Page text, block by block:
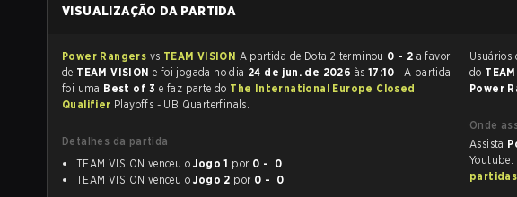
VISUALIZAÇÃO DA PARTIDA
Power Rangers vs TEAM VISION A partida de Dota 2 terminou 0 - 2
de TEAM VISION e foi jogada no dia 24 de jun. de 2026 às 17:10 . A partida
foi uma Best of 3e faz parte do The International Europe Closed
Qualifier Playoffs - UB Quarterfinals.
Detalhes da partida
TEAM VISION venceu oJogo 1 por
0 - 0
TEAM VISION venceu oJogo 2 por 0 - 0
Usuários da Strafe acham que será
do
Power
Onde
Assista
Youtube.